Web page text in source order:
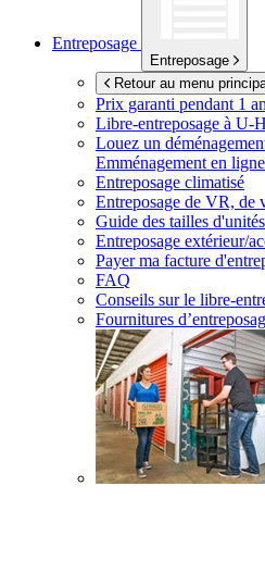
Entreposage
Entreposage
Retour au menu
Prix garanti pendant 1 an
Libre-entreposage à U-
Louez un
Emménagement en
Entreposage climatisé
Entreposage de VR, de
Guide des tailles
Entreposage extérieur/
Payer ma facture
FAQ
Conseils sur le libre-
Fournitures